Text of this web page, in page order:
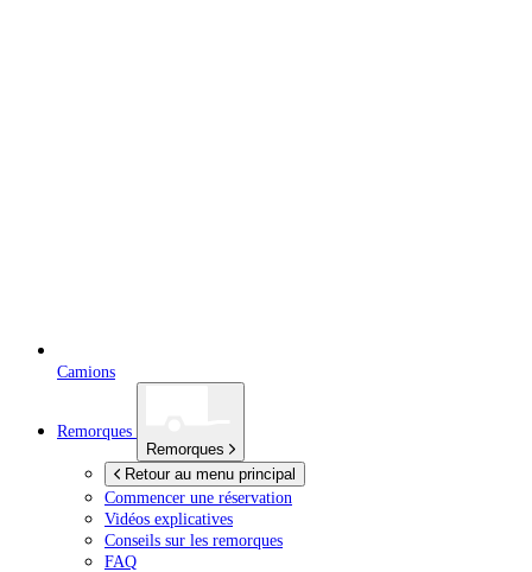
Camions
Remorques
Remorques
Retour au menu principal
Commencer une réservation
Vidéos explicatives
Conseils sur les remorques
FAQ